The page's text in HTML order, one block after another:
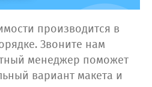
производится в
Звоните нам
менеджер поможет
вариант макета и